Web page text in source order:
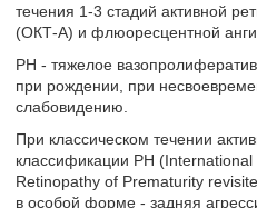
течения 1-3 стадий активной
(ОКТ-А) и флюоресцентной
РН - тяжелое
при рождении, при
слабовидению.
При классическом течении
классификации РН
Retinopathy of Prematurity
в особой форме - задняя